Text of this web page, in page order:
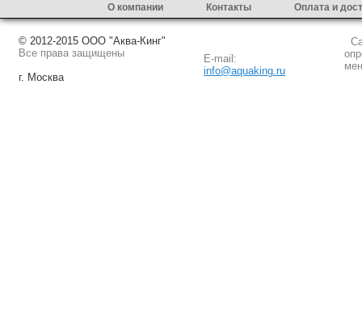
О компании Контакты Оплата и
© 2012-2015 ООО "Аква-Кинг"
Все права защищены
г. Москва
E-mail:
info@aquaking.ru